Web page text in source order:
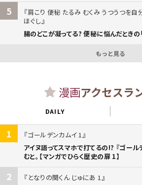
5
肩こり 便秘 たるみ むくみ うつうつを自
ほぐし
腸のどこが凝ってる? 便秘に悩んだときの
もっと見る
漫画アクセスラ
DAILY
1
ゴールデンカムイ 1
アイヌ語ってスマホで打てるの!? 『ゴー
むと。【マンガでひらく歴史の扉 1】
2
となりの関くん じゅにあ 1